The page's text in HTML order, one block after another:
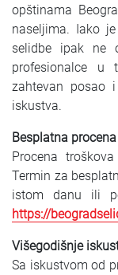
opštinama
naseljima. Iako
selidbe ipak ne
profesionalce u
zahtevan posao
iskustva.
Besplatna
Procena
Termin za
istom danu ili
https://
Višegodišnje
Sa iskustvom od